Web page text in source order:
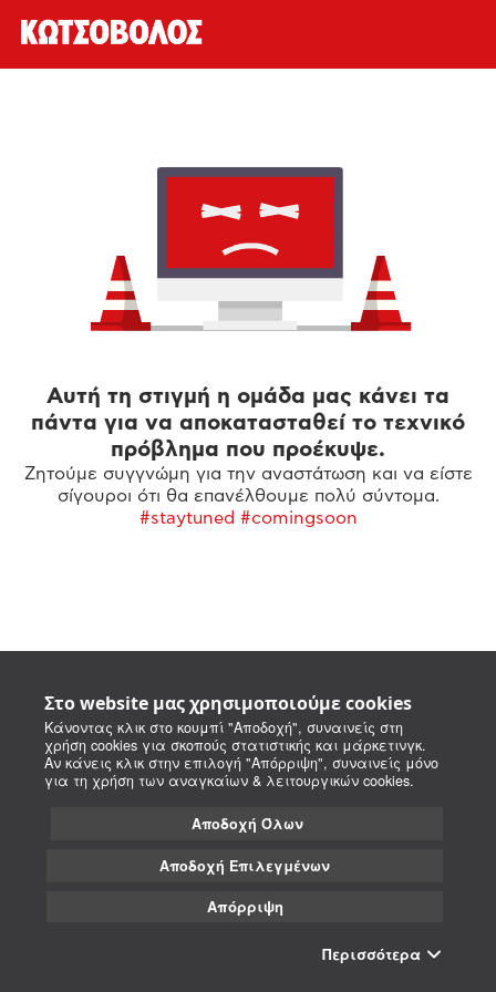
Στο website μας χρησιμοποιούμε cookies
Κάνοντας κλικ στο κουμπί "Αποδοχή", συναινείς στη
χρήση cookies για σκοπούς στατιστικής και μάρκετινγκ.
Αν κάνεις κλικ στην επιλογή "Απόρριψη", συναινείς μόνο
για τη χρήση των αναγκαίων & λειτουργικών cookies.
Αποδοχή Όλων
Αποδοχή Επιλεγμένων
Απόρριψη
Περισσότερα
Αυτή τη στιγμή η ομάδα μας κάνει τα
πάντα για να αποκατασταθεί το τεχνικό
πρόβλημα που προέκυψε.
Ζητούμε συγγνώμη για την αναστάτωση και να είστε
σίγουροι ότι θα επανέλθουμε πολύ σύντομα.
#staytuned #comingsoon